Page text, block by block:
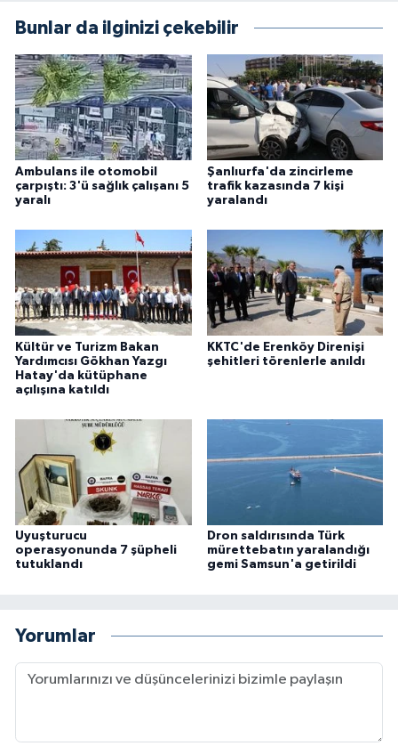
Bunlar da ilginizi çekebilir
Ambulans ile otomobil
çarpıştı: 3'ü sağlık çalışanı 5
yaralı
Şanlıurfa'da zincirleme
trafik kazasında 7 kişi
yaralandı
Kültür ve Turizm Bakan
Yardımcısı Gökhan Yazgı
Hatay'da kütüphane
açılışına katıldı
KKTC'de Erenköy Direnişi
şehitleri törenlerle anıldı
Uyuşturucu
operasyonunda 7 şüpheli
tutuklandı
Dron saldırısında Türk
mürettebatın yaralandığı
gemi Samsun'a getirildi
Yorumlar